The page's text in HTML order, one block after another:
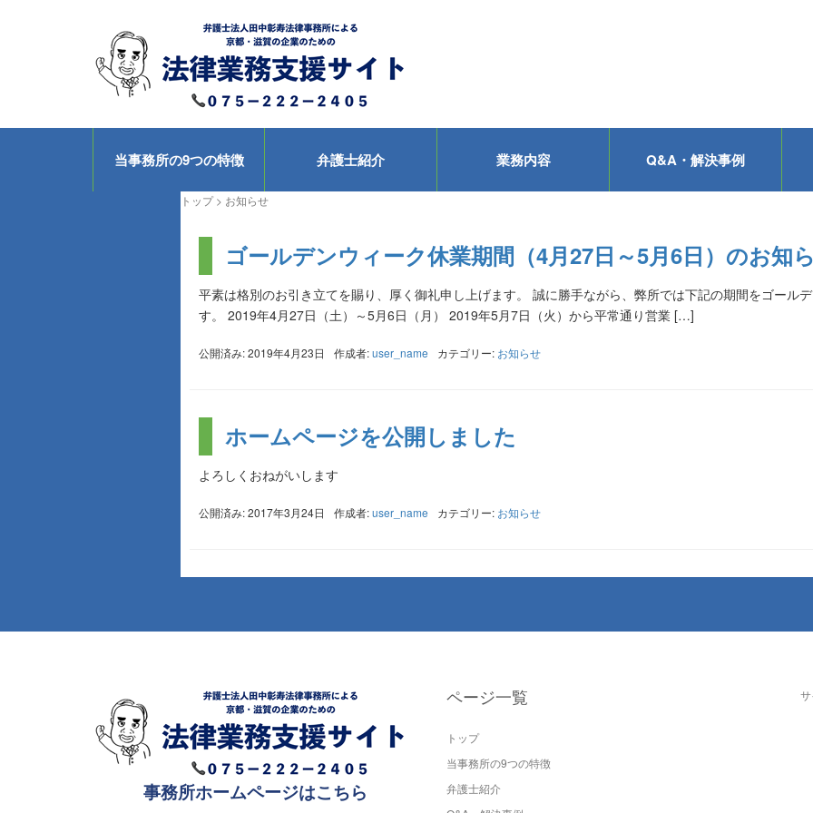
当事務所の9つの特徴 弁護士紹介 業務内容 Q&A・解決事例
トップ> お知らせ
ゴールデンウィーク休業期間（4月27日～5月6日）のお知
平素は格別のお引き立てを賜り、厚く御礼申し上げます。 誠に勝手ながら、弊所では下記の期間をゴール
す。 2019年4月27日（土）～5月6日（月） 2019年5月7日（火）から平常通り営業 […]
公開済み: 2019年4月23日 作成者:user_name カテゴリー: お知らせ
ホームページを公開しました
よろしくおねがいします
公開済み: 2017年3月24日 作成者:user_name カテゴリー: お知らせ
事務所ホームページはこちら
ページ一覧
トップ
当事務所の9つの特徴
弁護士紹介